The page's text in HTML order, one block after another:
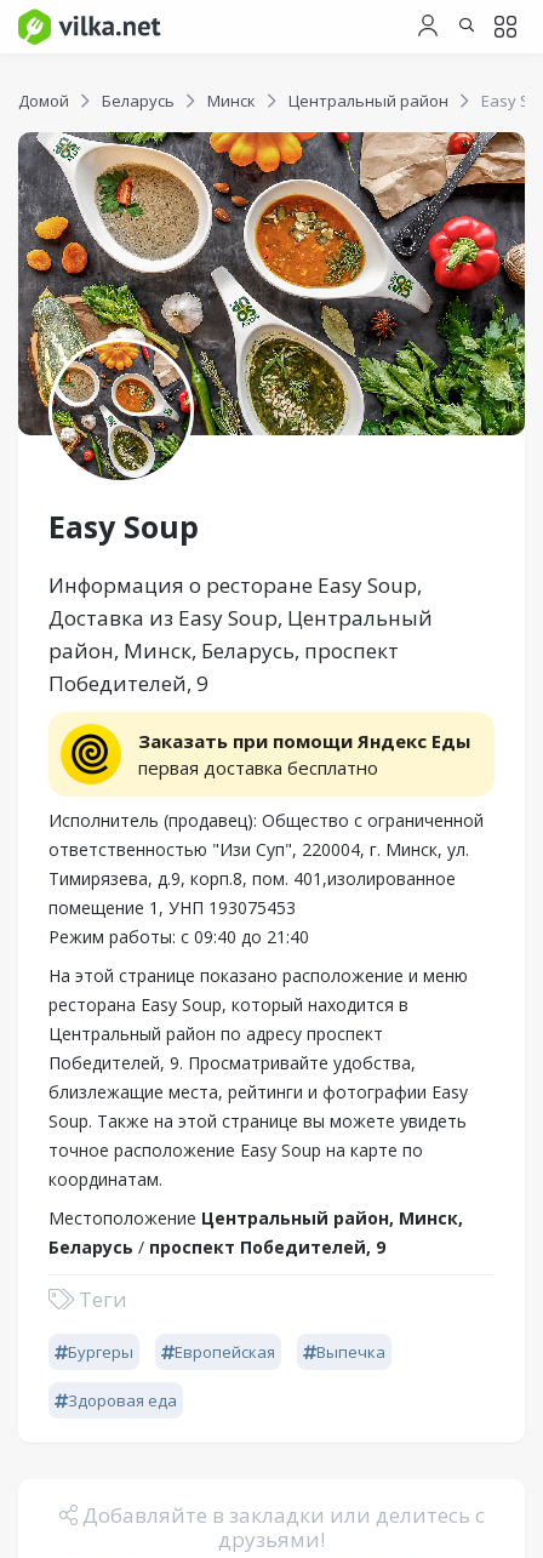
Домой Беларусь Минск Центральный район Easy
Easy Soup
Информация о ресторане Easy Soup,
Доставка из Easy Soup, Центральный
район, Минск, Беларусь, проспект
Победителей, 9
Заказать при помощи Яндекс Еды
первая доставка бесплатно
Исполнитель (продавец): Общество с ограниченной
ответственностью "Изи Суп", 220004, г. Минск, ул.
Тимирязева, д.9, корп.8, пом. 401,изолированное
помещение 1, УНП 193075453
Режим работы: с 09:40 до 21:40
На этой странице показано расположение и меню
ресторана Easy Soup, который находится в
Центральный район по адресу проспект
Победителей, 9. Просматривайте удобства,
близлежащие места, рейтинги и фотографии Easy
Soup. Также на этой странице вы можете увидеть
точное расположение Easy Soup на карте по
координатам.
Местоположение Центральный район, Минск,
Беларусь / проспект Победителей, 9
Теги
Бургеры Европейская Выпечка
Здоровая еда
Добавляйте в закладки или делитесь с
друзьями!